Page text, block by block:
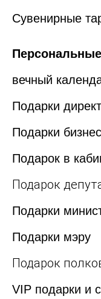
Сувенирные
вечный
Подарки
Подарки
Подарок в
Подарок
Подарки
Подарки мэру
Подарок
VIP подарки и